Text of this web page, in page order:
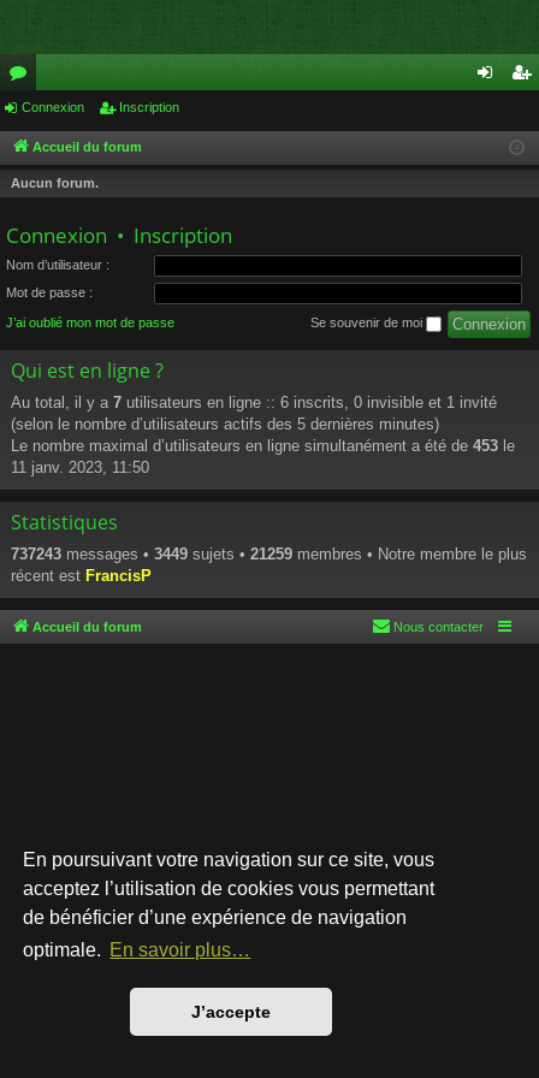
En poursuivant votre navigation sur ce site, vous
acceptez l’utilisation de cookies vous permettant
de bénéficier d’une expérience de navigation
optimale. En savoir plus…
J’accepte
or
u
m
cri
Connexion Inscription
Accueil du forum
Aucun forum.
Connexion • Inscription
Nom d’utilisateur :
Mot de passe :
J’ai oublié mon mot de passe Se souvenir de moi
Qui est en ligne ?
Au total, il y a 7 utilisateurs en ligne :: 6 inscrits, 0 invisible et 1 invité
(selon le nombre d’utilisateurs actifs des 5 dernières minutes)
Le nombre maximal d’utilisateurs en ligne simultanément a été de 453 le
11 janv. 2023, 11:50
Statistiques
737243 messages • 3449 sujets • 21259 membres • Notre membre le plus
récent est FrancisP
Accueil du forum Nous contacter
Développé parphpBB® Forum Software © phpBB Limited
Style par
Traduction française officielle